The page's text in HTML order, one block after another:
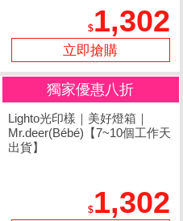
1,302
立即搶購
獨家優惠八折
Lighto光印樣｜美好燈箱｜
Mr.deer(Bébé)【7~10個工作天
出貨】
1,302